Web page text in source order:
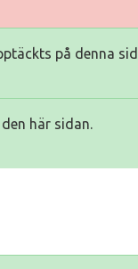
på denna
här sidan.